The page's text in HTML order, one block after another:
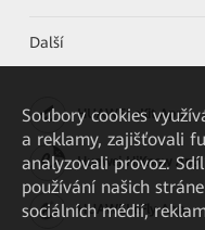
Další
HUAWEI eKit App
Huawei HiKnow App
HUAWEI eFly App
Soubory cookies
a reklamy, zajišťovali
analyzovali provoz.
používání našich
sociálních médií,